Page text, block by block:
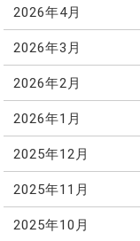
2026年4月
2026年3月
2026年2月
2026年1月
2025年12月
2025年11月
2025年10月